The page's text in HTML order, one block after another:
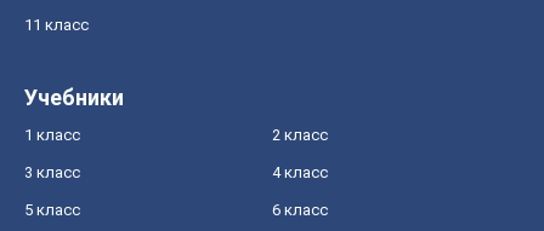
11 класс
Учебники
1 класс 2 класс
3 класс 4 класс
5 класс 6 класс